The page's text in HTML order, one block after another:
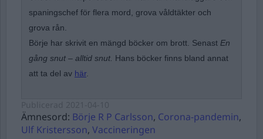
spaningschef för flera mord, grova våldtäkter och
grova rån.
Börje har skrivit en mängd böcker om brott. Senast En
gång snut – alltid snut. Hans böcker finns bland annat
att ta del av här.
Ämnesord: Börje R P Carlsson, Corona-pandemin,
Ulf Kristersson, Vaccineringen